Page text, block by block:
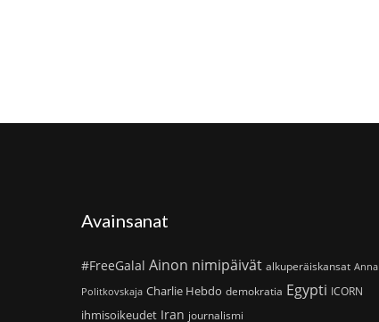
Avainsanat
#FreeGalal Ainon nimipäivät alkuperäiskansat Anna
Politkovskaja Charlie Hebdo demokratia Egypti ICORN
ihmisoikeudet Iran journalismi